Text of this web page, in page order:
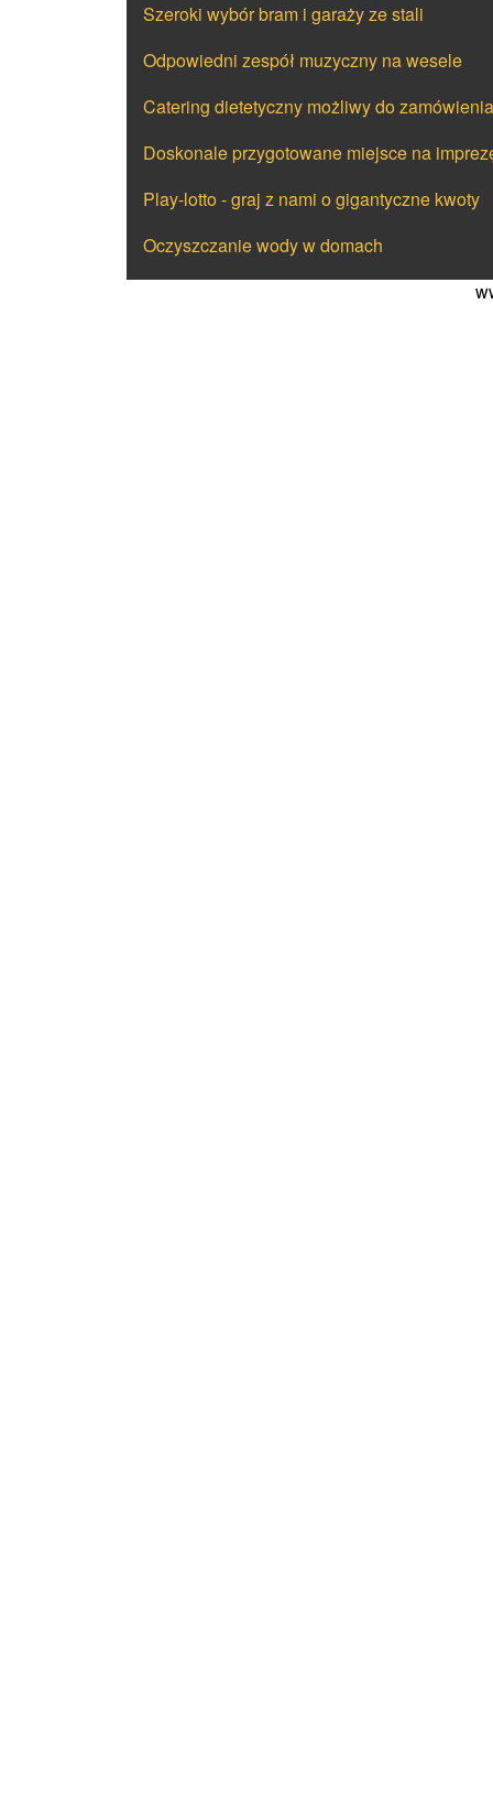
Szeroki wybór bram i garaży ze stali
Odpowiedni zespół muzyczny na wesele
Catering dietetyczny możliwy do zamówienia
Doskonale przygotowane miejsce na
Play-lotto - graj z nami o gigantyczne kwoty
Oczyszczanie wody w domach